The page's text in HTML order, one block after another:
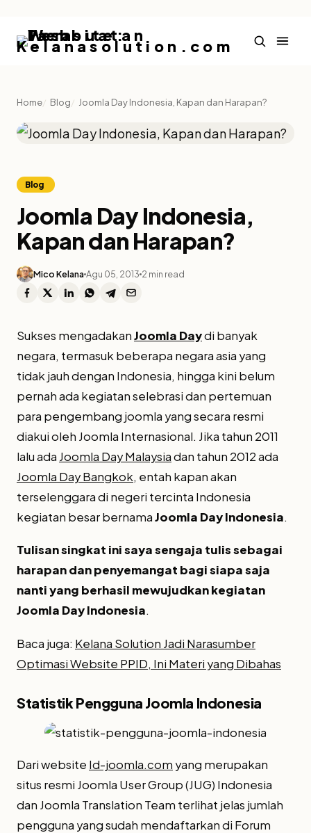
Home Blog Joomla Day Indonesia, Kapan dan Harapan?
Blog
Joomla Day Indonesia,
Kapan dan Harapan?
Mico KelanaAgu 05, 2013 2 min read
Sukses mengadakanJoomla Daydi banyak
negara, termasuk beberapa negara asia yang
tidak jauh dengan Indonesia, hingga kini belum
pernah ada kegiatan selebrasi dan pertemuan
para pengembang joomla yang secara resmi
diakui oleh Joomla Internasional. Jika tahun 2011
lalu ada Joomla Day Malaysiadan tahun 2012 ada
Joomla Day Bangkok, entah kapan akan
terselenggara di negeri tercinta Indonesia
kegiatan besar bernamaJoomla Day Indonesia.
Tulisan singkat ini saya sengaja tulis sebagai
harapan dan penyemangat bagi siapa saja
nanti yang berhasil mewujudkan kegiatan
Joomla Day Indonesia.
Baca juga: Kelana Solution Jadi Narasumber
Optimasi Website PPID, Ini Materi yang Dibahas
Statistik Pengguna Joomla Indonesia
Dari website Id-joomla.com yang merupakan
situs resmi Joomla User Group (JUG) Indonesia
dan Joomla Translation Team terlihat jelas jumlah
pengguna yang sudah mendaftarkan di Forum